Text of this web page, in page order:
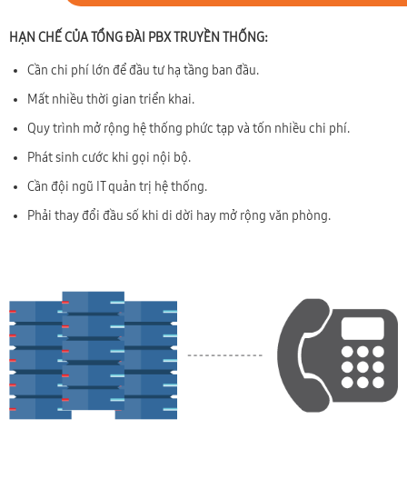
HẠN CHẾ CỦA TỔNG ĐÀI PBX TRUYỀN THỐNG:
Cần chi phí lớn để đầu tư hạ tầng ban đầu.
Mất nhiều thời gian triển khai.
Quy trình mở rộng hệ thống phức tạp và tốn nhiều chi phí.
Phát sinh cước khi gọi nội bộ.
Cần đội ngũ IT quản trị hệ thống.
Phải thay đổi đầu số khi di dời hay mở rộng văn phòng.